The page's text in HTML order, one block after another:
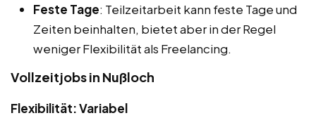
Feste Tage: Teilzeitarbeit kann feste Tage und
Zeiten beinhalten, bietet aber in der Regel
weniger Flexibilität als Freelancing.
Vollzeitjobs in Nußloch
Flexibilität: Variabel